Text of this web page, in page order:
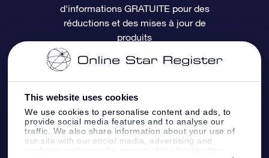
This website uses cookies
We use cookies to personalise content and ads, to
provide social media features and to analyse our
traffic. We also share information about your use of
our site with our social media, advertising and
Questions fréquemment posées
Revues
Carte cadeau OSR
Page d’accueil personnalisée
Appli Voler vers les étoiles
Informations de paiement
Informations d’expédition
Politique de retour
Constellations
d'informations GRATUITE pour des
réductions et des mises à jour de
produits